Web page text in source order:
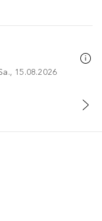
15.08.2026